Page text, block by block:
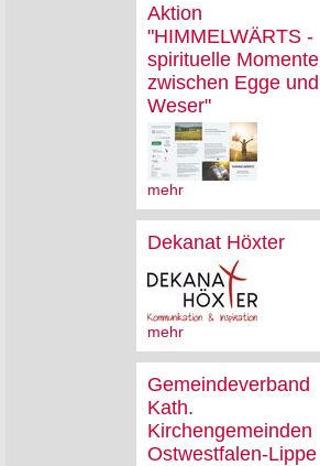
Aktion
"HIMMELWÄRTS -
spirituelle Momente
zwischen Egge und
Weser"
mehr
Dekanat Höxter
mehr
Gemeindeverband
Kath.
Kirchengemeinden
Ostwestfalen-Lippe